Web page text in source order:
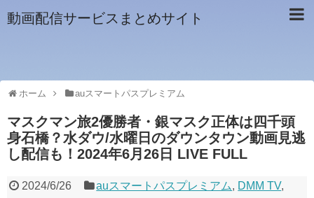
動画配信サービスまとめサイト
ホーム auスマートパスプレミアム
マスクマン旅2優勝者・銀マスク正体は四千頭
身石橋？水ダウ/水曜日のダウンタウン動画見逃
し配信も！2024年6月26日 LIVE FULL
2024/6/26 auスマートパスプレミアム, DMM TV,